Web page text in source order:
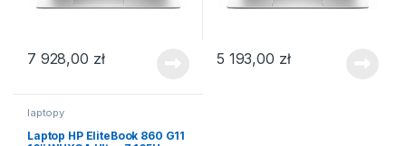
7 928,00 zł 5 193,00 zł
laptopy
Laptop HP EliteBook 860 G11